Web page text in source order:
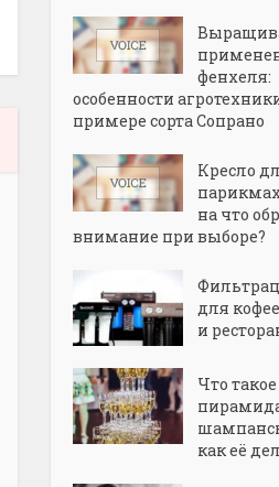
фенхеля:
особенности
примере сорта Сопрано
Кресло
на что
внимание при выборе?
для
и
Что такое
как её